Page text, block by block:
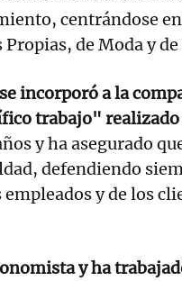
centrándose
de Moda y
incorporó a la
trabajo" realizado
y ha asegurado
defendiendo
y de los
y ha